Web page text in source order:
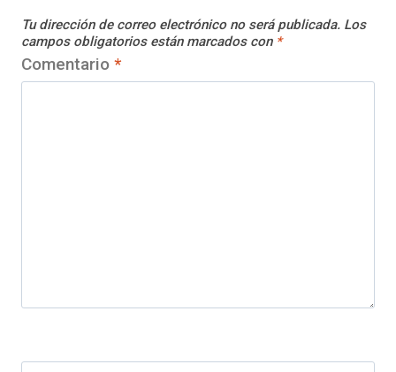
Tu dirección de correo electrónico no será publicada. Los
campos obligatorios están marcados con *
Comentario *